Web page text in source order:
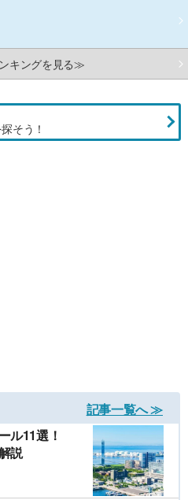
キングを見る≫
そう！
記事一覧へ ≫
ル11選！
説